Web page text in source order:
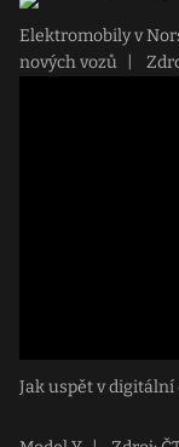
Elektromobily v
nových vozů
Jak uspět v digitální